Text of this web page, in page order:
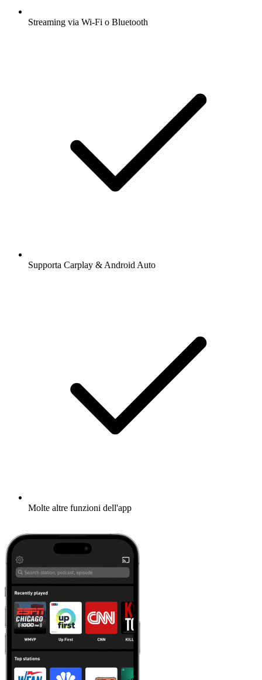
Streaming via Wi-Fi o Bluetooth
Supporta Carplay & Android Auto
Molte altre funzioni dell'app